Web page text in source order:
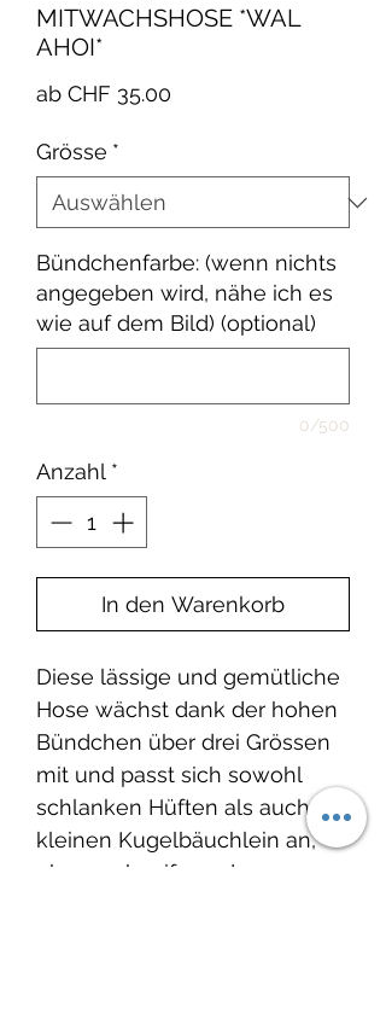
MITWACHSHOSE *WAL
AHOI*
ab CHF 35.00
Grösse *
Bündchenfarbe: (wenn nichts
angegeben wird, nähe ich es
wie auf dem Bild) (optional)
0/500
Anzahl *
In den Warenkorb
Diese lässige und gemütliche
Hose wächst dank der hohen
Bündchen über drei Grössen
mit und passt sich sowohl
schlanken Hüften als auch
kleinen Kugelbäuchlein an,
ohne zu kneifen oder zu